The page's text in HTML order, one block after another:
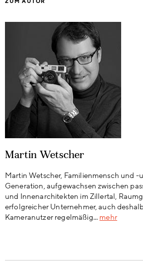
Martin Wetscher
Martin Wetscher, Familienmensch und -
Generation, aufgewachsen zwischen
und Innenarchitekten im Zillertal,
erfolgreicher Unternehmer, auch
Kameranutzer regelmäßig... mehr